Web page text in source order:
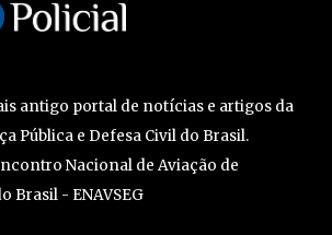
antigo portal de notícias e artigos da
Pública e Defesa Civil do Brasil.
Nacional de Aviação de
Brasil - ENAVSEG